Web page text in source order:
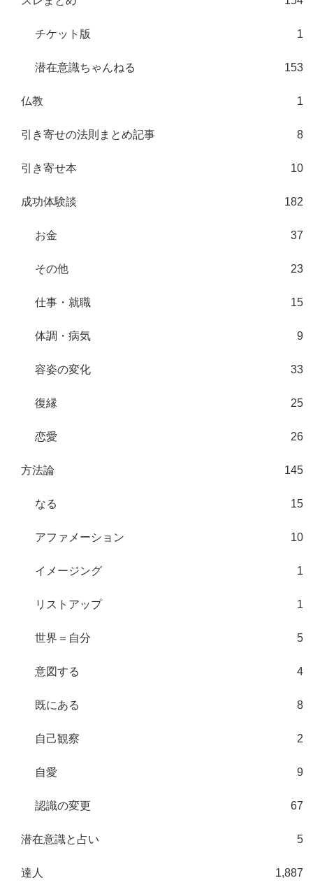
チケット版 1
潜在意識ちゃんねる 153
仏教 1
引き寄せの法則まとめ記事 8
引き寄せ本 10
成功体験談 182
お金 37
その他 23
仕事・就職 15
体調・病気 9
容姿の変化 33
復縁 25
恋愛 26
方法論 145
なる 15
アファメーション 10
イメージング 1
リストアップ 1
世界＝自分 5
意図する 4
既にある 8
自己観察 2
自愛 9
認識の変更 67
潜在意識と占い 5
達人 1,887